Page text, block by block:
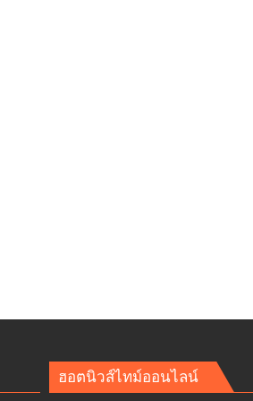
ฮอตนิวส์ไทม์ออนไลน์